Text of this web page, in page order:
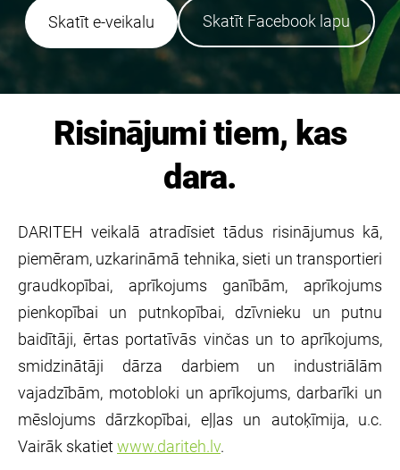
​Skatīt e-veikalu​ ​Skatīt Facebook lapu​
Risinājumi tiem, kas
dara.
DARITEH veikalā atradīsiet tādus risinājumus kā,
piemēram, uzkarināmā tehnika, sieti un transportieri
graudkopībai, aprīkojums ganībām, aprīkojums
pienkopībai un putnkopībai, dzīvnieku un putnu
baidītāji, ērtas portatīvās vinčas un to aprīkojums,
smidzinātāji dārza darbiem un industriālām
vajadzībām, motobloki un aprīkojums, darbarīki un
mēslojums dārzkopībai, eļļas un autoķīmija, u.c.
Vairāk skatietwww.dariteh.lv.